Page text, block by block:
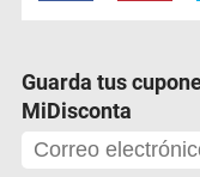
Guarda tus
MiDisconta